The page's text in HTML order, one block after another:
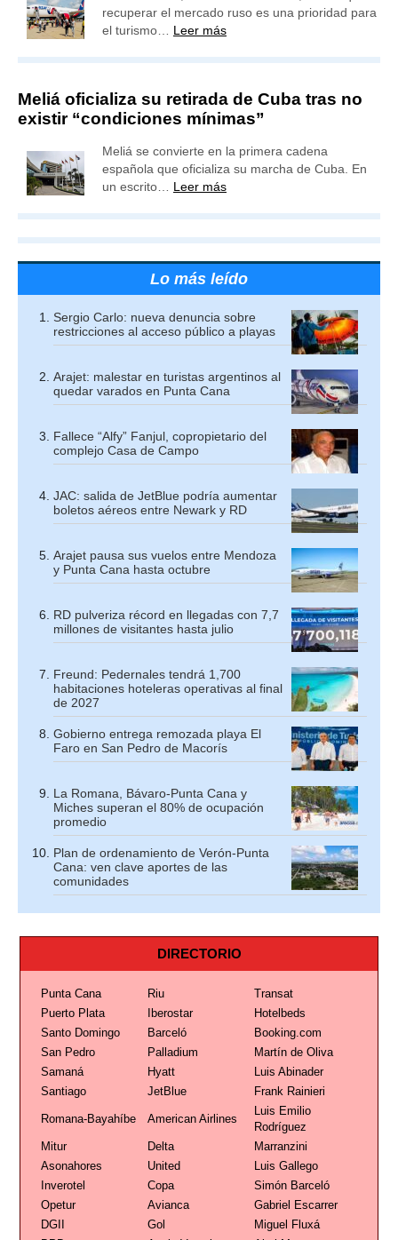
recuperar el mercado ruso es una prioridad para
el turismo… Leer más
Meliá oficializa su retirada de Cuba tras no
existir “condiciones mínimas”
Meliá se convierte en la primera cadena
española que oficializa su marcha de Cuba. En
un escrito… Leer más
Lo más leído
Sergio Carlo: nueva denuncia sobre
restricciones al acceso público a playas
Arajet: malestar en turistas argentinos al
quedar varados en Punta Cana
Fallece “Alfy” Fanjul, copropietario del
complejo Casa de Campo
JAC: salida de JetBlue podría aumentar
boletos aéreos entre Newark y RD
Arajet pausa sus vuelos entre Mendoza
y Punta Cana hasta octubre
RD pulveriza récord en llegadas con 7,7
millones de visitantes hasta julio
Freund: Pedernales tendrá 1,700
habitaciones hoteleras operativas al final
de 2027
Gobierno entrega remozada playa El
Faro en San Pedro de Macorís
La Romana, Bávaro-Punta Cana y
Miches superan el 80% de ocupación
promedio
Plan de ordenamiento de Verón-Punta
Cana: ven clave aportes de las
comunidades
DIRECTORIO
Punta Cana Riu
Transat
Puerto Plata
Iberostar
Hotelbeds
Santo Domingo
Barceló
Booking.com
San Pedro
Palladium
Martín de Oliva
Samaná
Hyatt
Luis Abinader
Santiago
JetBlue Frank Rainieri
Romana-Bayahíbe American Airlines
Luis Emilio
Rodríguez
Mitur
Delta
Marranzini
Asonahores
United
Luis Gallego
Inverotel
Copa
Simón Barceló
Opetur
Avianca
Gabriel Escarrer
DGII
Gol
Miguel Fluxá